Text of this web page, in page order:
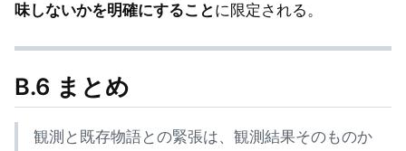
味しないかを明確にすることに限定される。
B.6 まとめ
観測と既存物語との緊張は、観測結果そのものか